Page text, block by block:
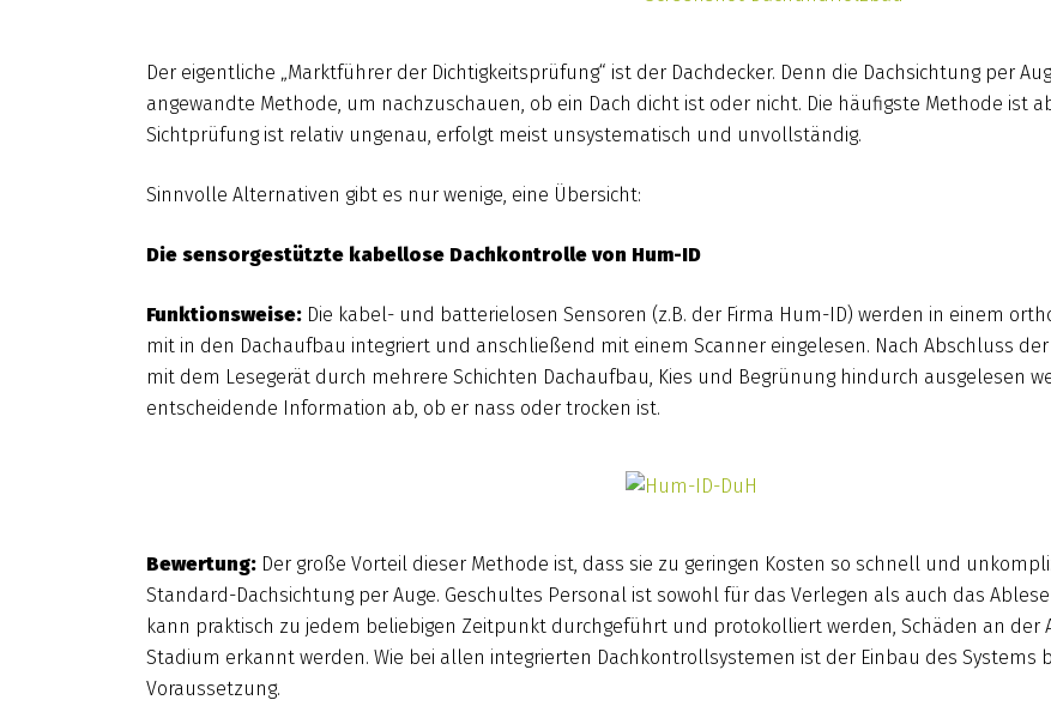
Der eigentliche „Marktführer der Dichtigkeitsprüfung“ ist der Dachdecker. Denn die Dachsichtung per
angewandte Methode, um nachzuschauen, ob ein Dach dicht ist oder nicht. Die häufigste Methode ist
Sichtprüfung ist relativ ungenau, erfolgt meist unsystematisch und unvollständig.
Sinnvolle Alternativen gibt es nur wenige, eine Übersicht:
Die sensorgestützte kabellose Dachkontrolle von Hum-ID
Funktionsweise: Die kabel- und batterielosen Sensoren (z.B. der Firma Hum-ID) werden in einem
mit in den Dachaufbau integriert und anschließend mit einem Scanner eingelesen. Nach Abschluss
mit dem Lesegerät durch mehrere Schichten Dachaufbau, Kies und Begrünung hindurch ausgelesen
entscheidende Information ab, ob er nass oder trocken ist.
Bewertung: Der große Vorteil dieser Methode ist, dass sie zu geringen Kosten so schnell und
Standard-Dachsichtung per Auge. Geschultes Personal ist sowohl für das Verlegen als auch das
kann praktisch zu jedem beliebigen Zeitpunkt durchgeführt und protokolliert werden, Schäden an der
Stadium erkannt werden. Wie bei allen integrierten Dachkontrollsystemen ist der Einbau des Systems
Voraussetzung.